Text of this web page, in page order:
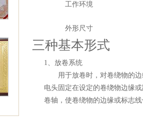
工作环境
外形尺寸
三种基本形式
1、放卷系统
用于放卷时，对卷绕物的边
电头固定在设定的卷绕物边缘
卷轴，使卷绕物的边缘或标志